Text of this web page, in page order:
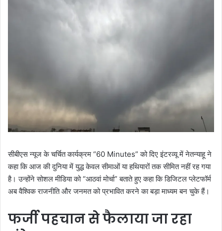
सीबीएस न्यूज के चर्चित कार्यक्रम “60 Minutes” को दिए इंटरव्यू में नेतन्याहू ने
कहा कि आज की दुनिया में युद्ध केवल सीमाओं या हथियारों तक सीमित नहीं रह गया
है। उन्होंने सोशल मीडिया को “आठवां मोर्चा” बताते हुए कहा कि डिजिटल प्लेटफॉर्म
अब वैश्विक राजनीति और जनमत को प्रभावित करने का बड़ा माध्यम बन चुके हैं।
फर्जी पहचान से फैलाया जा रहा